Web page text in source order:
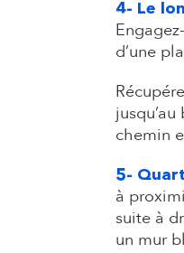
4- Le
d’une
chemin
5-
à
suite à
un mur